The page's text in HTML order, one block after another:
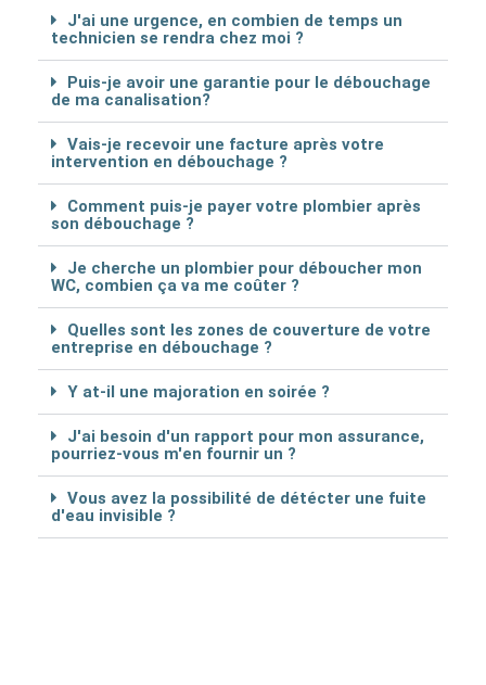
J'ai une urgence, en combien de temps un
technicien se rendra chez moi ?
Puis-je avoir une garantie pour le débouchage
de ma canalisation?
Vais-je recevoir une facture après votre
intervention en débouchage ?
Comment puis-je payer votre plombier après
son débouchage ?
Je cherche un plombier pour déboucher mon
WC, combien ça va me coûter ?
Quelles sont les zones de couverture de votre
entreprise en débouchage ?
Y at-il une majoration en soirée ?
J'ai besoin d'un rapport pour mon assurance,
pourriez-vous m'en fournir un ?
Vous avez la possibilité de détécter une fuite
d'eau invisible ?